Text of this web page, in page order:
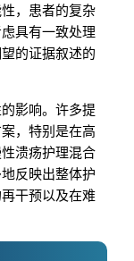
，患者的复杂
具有一致处理
的证据叙述的
影响。许多提
，特别是在高
溃疡护理混合
反映出整体护
干预以及在难